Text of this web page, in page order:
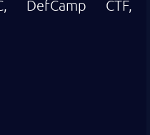
DefCamp CTF,